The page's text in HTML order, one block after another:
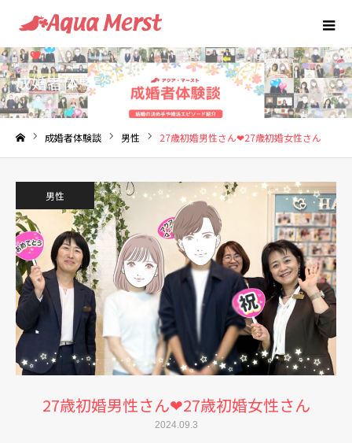
成婚者体験談
成婚者体験談 男性 27歳初婚男性さん❤27歳初婚女性さん
男性
27歳初婚男性さん❤27歳初婚女性さん
2024.09.3